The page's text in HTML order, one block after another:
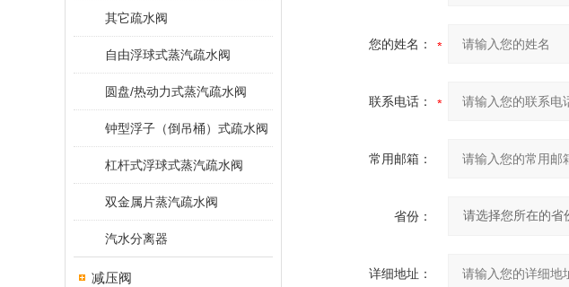
其它疏水阀
自由浮球式蒸汽疏水阀
圆盘/热动力式蒸汽疏水阀
钟型浮子（倒吊桶）式疏水阀
杠杆式浮球式蒸汽疏水阀
双金属片蒸汽疏水阀
汽水分离器
减压阀
您的姓名：
联系电话：
常用邮箱：
省份：
详细地址：